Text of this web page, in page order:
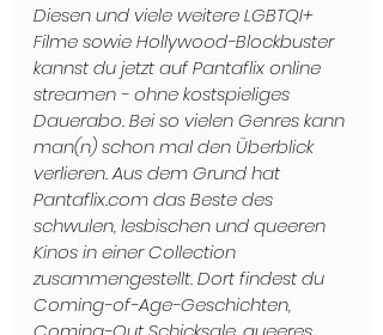
Diesen und viele weitere LGBTQI+
Filme sowie Hollywood-Blockbuster
kannst du jetzt auf Pantaflix online
streamen - ohne kostspieliges
Dauerabo. Bei so vielen Genres kann
man(n) schon mal den Überblick
verlieren. Aus dem Grund hat
Pantaflix.com das Beste des
schwulen, lesbischen und queeren
Kinos in einer Collection
zusammengestellt. Dort findest du
Coming-of-Age-Geschichten,